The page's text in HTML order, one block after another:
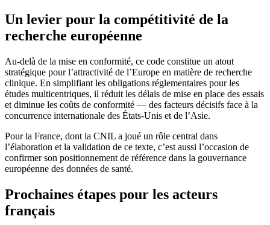
Un levier pour la compétitivité de la
recherche européenne
Au-delà de la mise en conformité, ce code constitue un atout
stratégique pour l’attractivité de l’Europe en matière de recherche
clinique. En simplifiant les obligations réglementaires pour les
études multicentriques, il réduit les délais de mise en place des essais
et diminue les coûts de conformité — des facteurs décisifs face à la
concurrence internationale des États-Unis et de l’Asie.
Pour la France, dont la CNIL a joué un rôle central dans
l’élaboration et la validation de ce texte, c’est aussi l’occasion de
confirmer son positionnement de référence dans la gouvernance
européenne des données de santé.
Prochaines étapes pour les acteurs
français